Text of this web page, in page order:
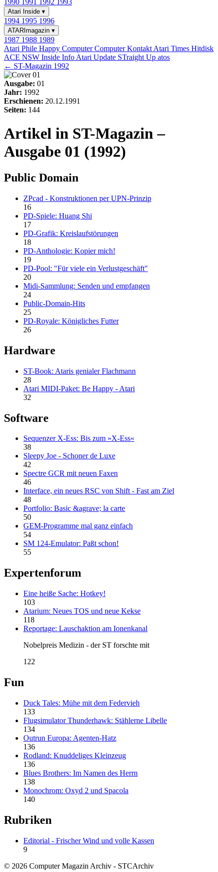
1990 1991 1992 1993
Atari Inside ▾
1994 1995 1996
ATARImagazin ▾
1987 1988 1989
Atari Phile Happy ComputerComputer Kontakt Atari Times Hitdisk
ACE NSW Inside Info Atari Update STraight Up atos
← ST-Magazin 1992
Ausgabe: 01
Jahr: 1992
Erschienen: 20.12.1991
Seiten: 144
Artikel in ST-Magazin –
Ausgabe 01 (1992)
Public Domain
ZPcad - Konstruktionen per UPN-Prinzip
16
PD-Spiele: Huang Shi
17
PD-Grafik: Kreislaufstörungen
18
PD-Anthologie: Kopier mich!
19
PD-Pool: "Für viele ein Verlustgeschäft"
20
Midi-Sammlung: Senden und empfangen
24
Public-Domain-Hits
25
PD-Royale: Königliches Futter
26
Hardware
ST-Book: Ataris genialer Flachmann
28
Atari MIDI-Paket: Be Happy - Atari
32
Software
Sequenzer X-Ess: Bis zum »X-Ess«
38
Sleepy Joe - Schoner de Luxe
42
Spectre GCR mit neuen Faxen
46
Interface, ein neues RSC von Shift - Fast am Ziel
48
Portfolio: Basic &agrave; la carte
50
GEM-Programme mal ganz einfach
54
SM 124-Emulator: Paßt schon!
55
Expertenforum
Eine heiße Sache: Hotkey!
103
Atarium: Neues TOS und neue Kekse
118
Reportage: Lauschaktion am Ionenkanal
Nobelpreis Medizin - der ST forschte mit
122
Fun
Duck Tales: Mühe mit dem Federvieh
133
Flugsimulator Thunderhawk: Stählerne Libelle
134
Outrun Europa: Agenten-Hatz
136
Rodland: Knuddeliges Kleinzeug
136
Blues Brothers: Im Namen des Herrn
138
Monochrom: Oxyd 2 und Spacola
140
Rubriken
Editorial - Frischer Wind und volle Kassen
9
© 2026 Computer Magazin Archiv - STCArchiv